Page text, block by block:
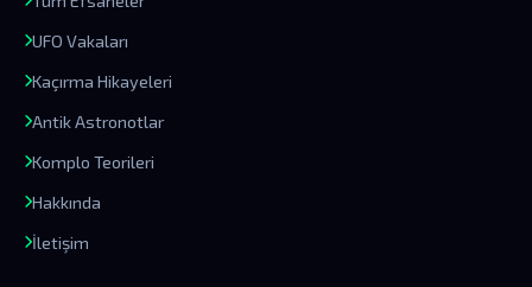
UFO Vakaları
Kaçırma Hikayeleri
Antik Astronotlar
Komplo Teorileri
Hakkında
İletişim